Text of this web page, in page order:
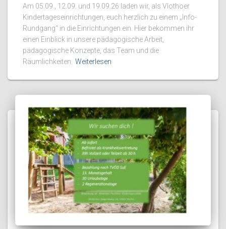
Am 05.09., 12.09. und 19.09.26 laden wir, als Vlothoer
Kindertageseinrichtungen, euch herzlich zu einem „Info-
Rundgang“ in die Einrichtungen ein. Hier bekommen ihr
einen Einblick in unsere pädagogische Arbeit,
pädagogische Konzepte, das Team und die
Räumlichkeiten. Weiterlesen